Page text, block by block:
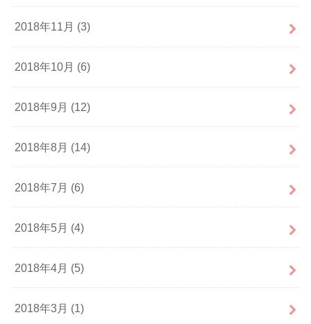
2018年11月 (3)
2018年10月 (6)
2018年9月 (12)
2018年8月 (14)
2018年7月 (6)
2018年5月 (4)
2018年4月 (5)
2018年3月 (1)